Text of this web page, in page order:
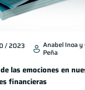
/ 2023 Anabel Inoa y
Peña
las emociones en
financieras